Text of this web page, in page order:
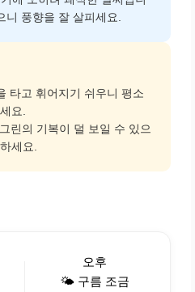
니 풍향을 잘 살피세요.
타고 휘어지기 쉬우니 평소
요.
린의 기복이 덜 보일 수 있으
세요.
오후
🌤️ 구름 조금